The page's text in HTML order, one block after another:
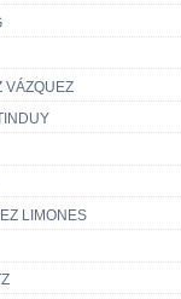
VÁZQUEZ
LIMONES